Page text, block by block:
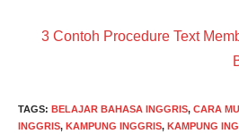
3 Contoh Procedure Text
TAGS: BELAJAR BAHASA INGGRIS, CARA
INGGRIS, KAMPUNG INGGRIS, KAMPUNG